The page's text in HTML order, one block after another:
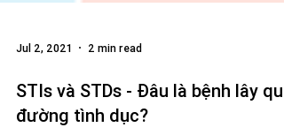
STIs và STDs - Đâu là bệnh lây qua